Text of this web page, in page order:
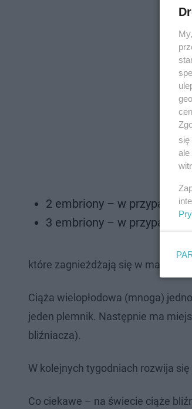
2 embriony – w przypadku
3 embriony – w przypadku
które zagnieżdżają się w macicy.
Ciąża wielopłodowa (mnoga)
jeden plemnik. Następnie ma
bliźniacza).
W kolejnych tygodniach rozwija
Co ciekawe – na świecie ciąże
się
ale